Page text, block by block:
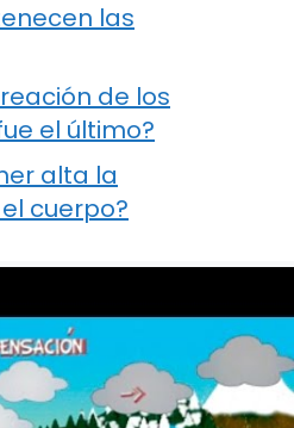
las
de los
el último?
alta la
cuerpo?